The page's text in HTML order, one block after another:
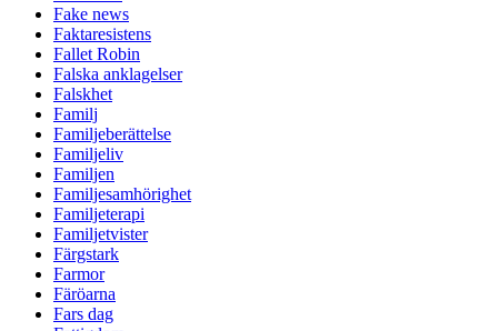
Fake news
Faktaresistens
Fallet Robin
Falska anklagelser
Falskhet
Familj
Familjeberättelse
Familjeliv
Familjen
Familjesamhörighet
Familjeterapi
Familjetvister
Färgstark
Farmor
Färöarna
Fars dag